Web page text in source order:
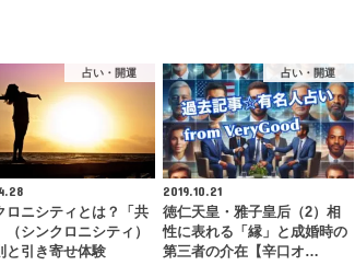
占い・開運
ロニシティとは？「共
（シンクロニシティ）
と引き寄せ体験
占い・開運
2019.10.21
徳仁天皇・雅子皇后（2）相
性に表れる「縁」と成婚時の
第三者の介在【辛口オ…